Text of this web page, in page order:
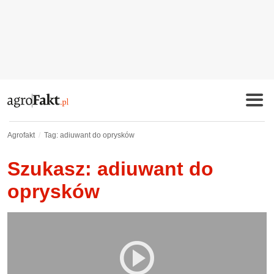
Agrofakt Tag: adiuwant do oprysków
Szukasz: adiuwant do
oprysków